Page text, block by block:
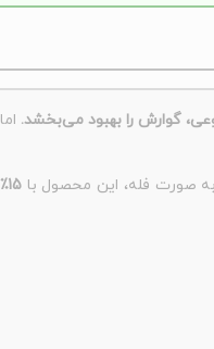
گوارش را بهبود می‌بخشد. اما
صورت فله، این محصول با
15٪